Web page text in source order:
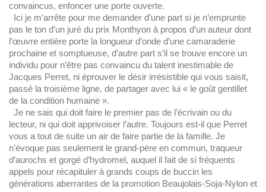
convaincus, enfoncer une porte ouverte.
Ici je m’arrête pour me demander d’une part si je n’emprunte
pas le ton d’un juré du prix Monthyon à propos d’un auteur dont
l’œuvre entière porte la longueur d’onde d’une camaraderie
prochaine et somptueuse, d’autre part s’il se trouve encore un
individu pour n’être pas convaincu du talent inestimable de
Jacques Perret, ni éprouver le désir irrésistible qui vous saisit,
passé la troisième ligne, de partager avec lui « le goût gentillet
de la condition humaine ».
Je ne sais qui doit faire le premier pas de l’écrivain ou du
lecteur, ni qui doit apprivoiser l’autre. Toujours est-il que Perret
vous a tout de suite un air de faire partie de la famille. Je
n’évoque pas seulement le grand-père en commun, traqueur
d’aurochs et gorgé d’hydromel, auquel il fait de si fréquents
appels pour récapituler à grands coups de buccin les
générations aberrantes de la promotion Beaujolais-Soja-Nylon et